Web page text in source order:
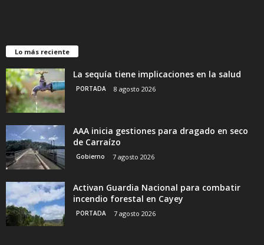
Lo más reciente
La sequía tiene implicaciones en la salud
PORTADA 8 agosto 2026
AAA inicia gestiones para dragado en seco
de Carraízo
Gobierno 7 agosto 2026
Activan Guardia Nacional para combatir
incendio forestal en Cayey
PORTADA 7 agosto 2026